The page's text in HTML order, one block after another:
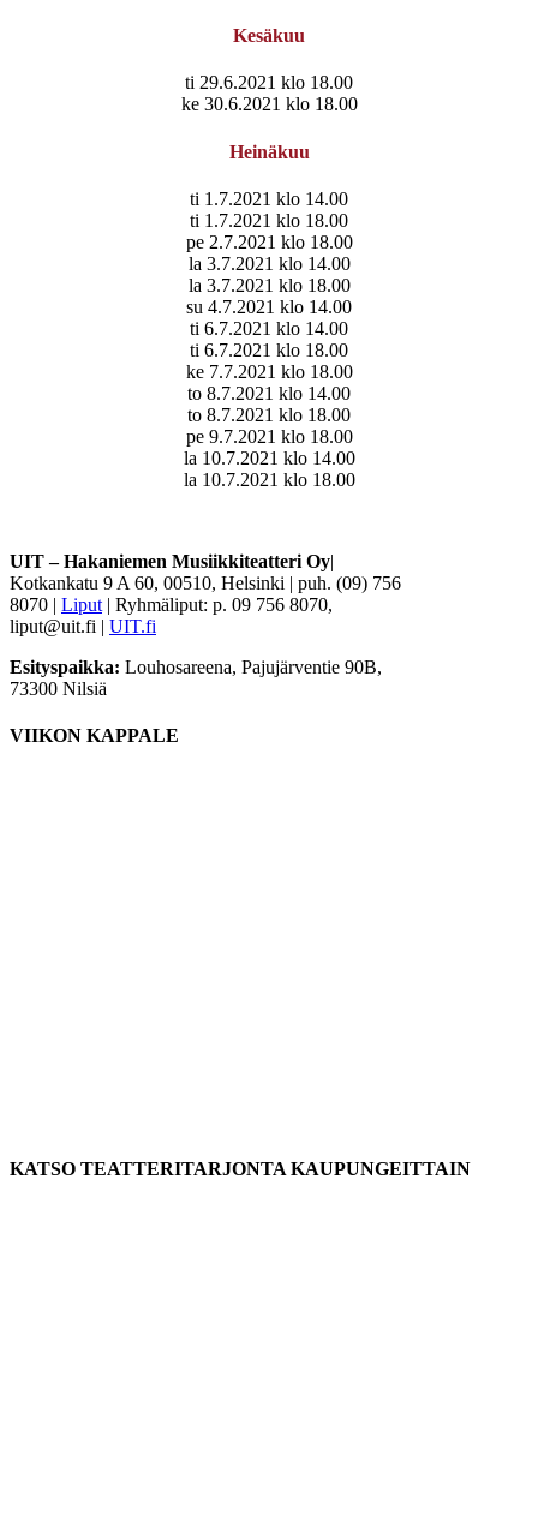
Kesäkuu
ti 29.6.2021 klo 18.00
ke 30.6.2021 klo 18.00
Heinäkuu
ti 1.7.2021 klo 14.00
ti 1.7.2021 klo 18.00
pe 2.7.2021 klo 18.00
la 3.7.2021 klo 14.00
la 3.7.2021 klo 18.00
su 4.7.2021 klo 14.00
ti 6.7.2021 klo 14.00
ti 6.7.2021 klo 18.00
ke 7.7.2021 klo 18.00
to 8.7.2021 klo 14.00
to 8.7.2021 klo 18.00
pe 9.7.2021 klo 18.00
la 10.7.2021 klo 14.00
la 10.7.2021 klo 18.00
UIT – Hakaniemen Musiikkiteatteri Oy|
Kotkankatu 9 A 60, 00510, Helsinki | puh. (09) 756
8070 | Liput | Ryhmäliput: p. 09 756 8070,
liput@uit.fi | UIT.fi
Esityspaikka: Louhosareena, Pajujärventie 90B,
73300 Nilsiä
VIIKON KAPPALE
KATSO TEATTERITARJONTA KAUPUNGEITTAIN